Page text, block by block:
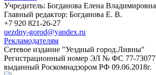
Учредитель: Богданова Елена Владимировна
Главный редактор: Богданова Е. В.
+7 920 821-26-27
uezdny-gorod@yandex.ru
Рекламодателям
Сетевое издание "Уездный город.Ливны"
Регистрационный номер ЭЛ № ФС 77-73077
выданный Роскомнадзором РФ 09.06.2018г.